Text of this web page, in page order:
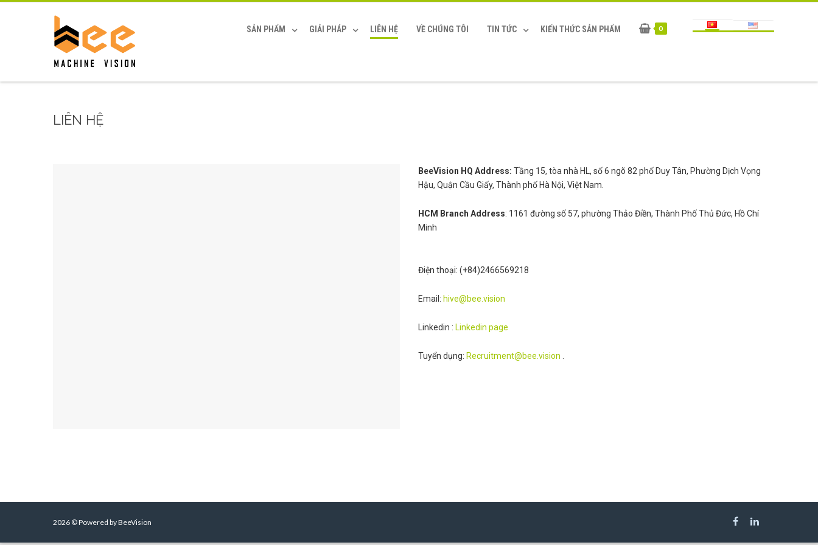
SẢN PHẨM GIẢI PHÁP LIÊN HỆ VỀ CHÚNG TÔI TIN TỨC KIẾN THỨC SẢN PHẨM 0
LIÊN HỆ
BeeVision HQ Address: Tầng 15, tòa nhà HL, số 6 ngõ 82 phố Duy Tân, Phường Dịch Vọng
Hậu, Quận Cầu Giấy, Thành phố Hà Nội, Việt Nam.
HCM Branch Address: 1161 đường số 57, phường Thảo Điền, Thành Phố Thủ Đức, Hồ Chí
Minh
Điện thoại: (+84)2466569218
Email: hive@bee.vision
Linkedin : Linkedin page
Tuyển dụng: Recruitment@bee.vision
2026 © Powered by BeeVision